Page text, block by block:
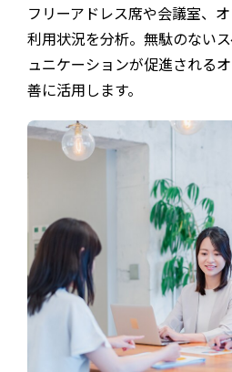
フリーアドレス席や会議室、
利用状況を分析。無駄のない
ュニケーションが促進される
善に活用します。